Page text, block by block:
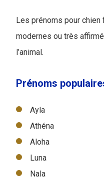
Les prénoms pour
modernes ou très
l’animal.
Prénoms
Ayla
Athéna
Aloha
Luna
Nala